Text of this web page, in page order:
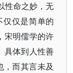
性命之妙，无
仅仅是简单的
宋明儒学的许
具体到人性善
，而其言未及